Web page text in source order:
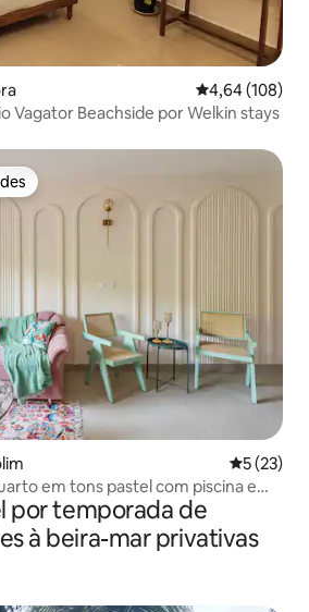
4,64 de uma
4,64 (108)
Vagator Beachside por Welkin stays
5 de uma
5 (23)
em tons pastel com piscina e
norte de Goa
por temporada de
à beira-mar privativas